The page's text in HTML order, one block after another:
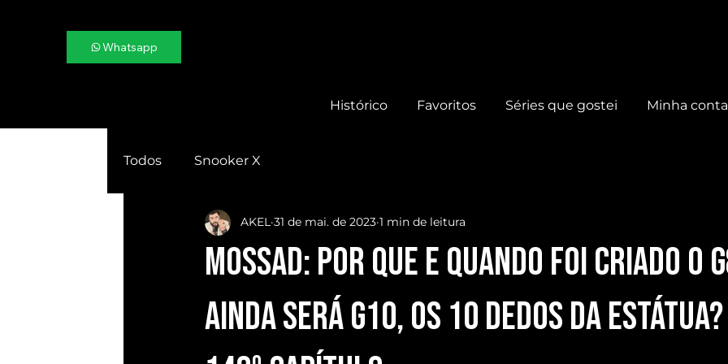
Whatsapp
Histórico Favoritos Séries que gostei Minha conta
Todos Snooker X
MOSSAD: Por que e quando foi CRIADO o
ainda será G10, os 10 dedos da
AKEL 31 de mai. de 2023 1 min de leitura